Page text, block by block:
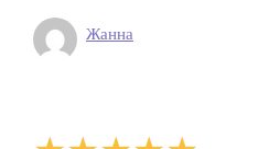
Жанна